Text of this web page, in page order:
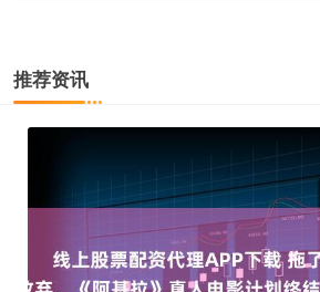
推荐资讯